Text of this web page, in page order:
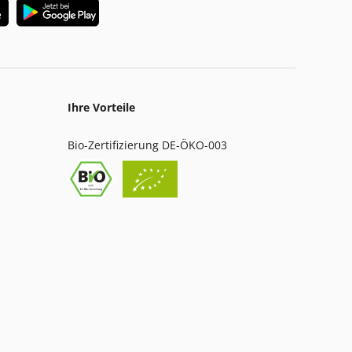
Ihre Vorteile
Bio-Zertifizierung DE-ÖKO-003